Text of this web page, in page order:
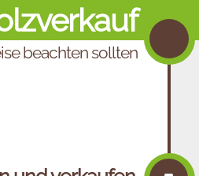
beachten sollten